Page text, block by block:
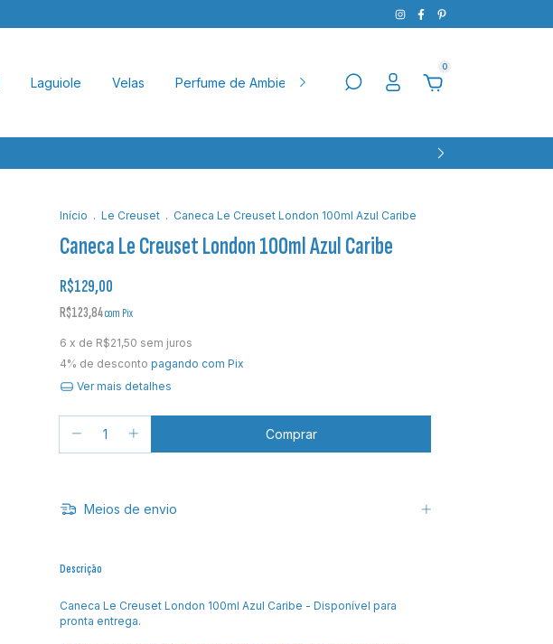
Laguiole Velas Perfume de Ambiente Natal Pet
0
Início . Le Creuset . Caneca Le Creuset London 100ml Azul Caribe
Caneca Le Creuset London 100ml Azul Caribe
R$129,00
R$123,84com Pix
6 x de R$21,50 sem juros
4% de desconto pagando com Pix
Ver mais detalhes
Meios de envio
Descrição
Caneca Le Creuset London 100ml Azul Caribe - Disponível para
pronta entrega.